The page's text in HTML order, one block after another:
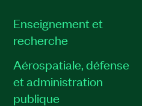
Enseignement et
recherche
Aérospatiale, défense
et administration
publique